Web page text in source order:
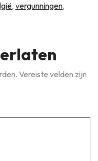
, vergunningen,
Vereiste velden zijn